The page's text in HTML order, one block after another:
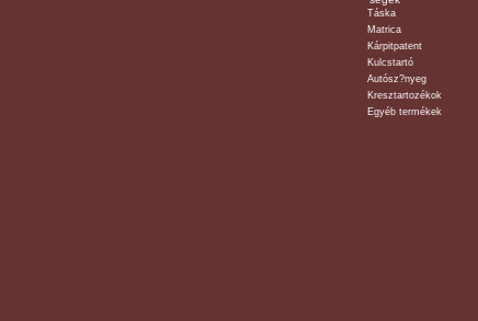
Táska
Matrica
Kárpitpatent
Kulcstartó
Autósz?nyeg
Kresztartozékok
Egyéb termékek